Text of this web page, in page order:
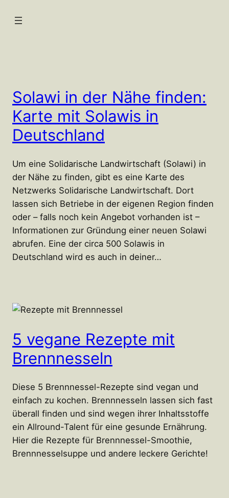
Inhalt
Solawi in der Nähe finden:
Karte mit Solawis in
Deutschland
Um eine Solidarische Landwirtschaft (Solawi) in
der Nähe zu finden, gibt es eine Karte des
Netzwerks Solidarische Landwirtschaft. Dort
lassen sich Betriebe in der eigenen Region finden
oder – falls noch kein Angebot vorhanden ist –
Informationen zur Gründung einer neuen Solawi
abrufen. Eine der circa 500 Solawis in
Deutschland wird es auch in deiner…
5 vegane Rezepte mit
Brennnesseln
Diese 5 Brennnessel-Rezepte sind vegan und
einfach zu kochen. Brennnesseln lassen sich fast
überall finden und sind wegen ihrer Inhaltsstoffe
ein Allround-Talent für eine gesunde Ernährung.
Hier die Rezepte für Brennnessel-Smoothie,
Brennnesselsuppe und andere leckere Gerichte!